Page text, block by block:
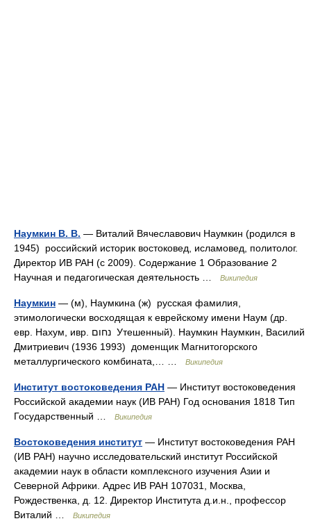
Наумкин В. В. — Виталий Вячеславович Наумкин (родился в
1945) российский историк востоковед, исламовед, политолог.
Директор ИВ РАН (с 2009). Содержание 1 Образование 2
Научная и педагогическая деятельность …
Википедия
Наумкин — (м), Наумкина (ж) русская фамилия,
этимологически восходящая к еврейскому имени Наум (др.
евр. Нахум, ивр. נחום‎ Утешенный). Наумкин Наумкин, Василий
Дмитриевич (1936 1993) доменщик Магнитогорского
металлургического комбината,… …
Википедия
Институт востоковедения РАН — Институт востоковедения
Российской академии наук (ИВ РАН) Год основания 1818 Тип
Государственный …
Википедия
Востоковедения институт — Институт востоковедения РАН
(ИВ РАН) научно исследовательский институт Российской
академии наук в области комплексного изучения Азии и
Северной Африки. Адрес ИВ РАН 107031, Москва,
Рождественка, д. 12. Директор Института д.и.н., профессор
Виталий …
Википедия